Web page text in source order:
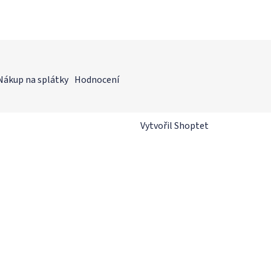
na splátky Hodnocení
Vytvořil Shoptet